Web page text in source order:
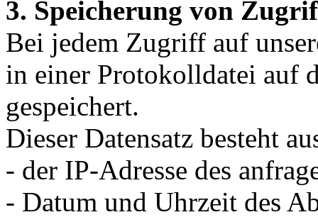
3. Speicherung von
Bei jedem Zugriff auf
in einer Protokolldatei auf
gespeichert.
Dieser Datensatz besteht
- der IP-Adresse des
- Datum und Uhrzeit des